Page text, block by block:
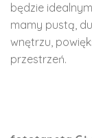
będzie
mamy pustą,
wnętrzu,
przestrzeń.